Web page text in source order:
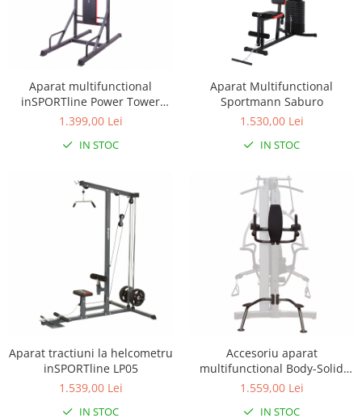
Aparat multifunctional
inSPORTline Power Tower
X150
1.399,00 Lei
IN STOC
Aparat Multifunctional
Sportmann Saburo
1.530,00 Lei
IN STOC
Aparat tractiuni la helcometru
inSPORTline LP05
1.539,00 Lei
IN STOC
Accesoriu aparat
multifunctional Body-Solid
Fusion
1.559,00 Lei
IN STOC